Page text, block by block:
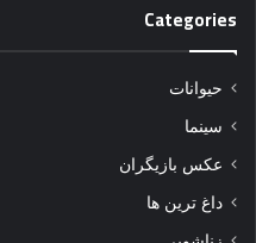
ی
و
ا
Categories
حیوانات
سینما
عکس بازیگران
داغ ترین ها